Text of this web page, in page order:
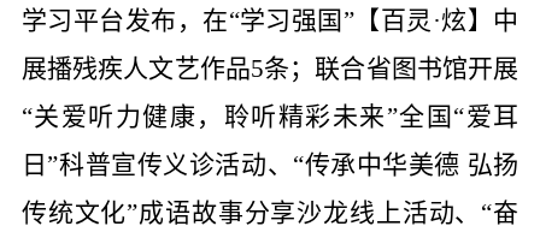
学习平台发布，在“学习强国”【百灵 ·炫】中
展播残疾人文艺作品5条；联合省图书馆开展
“关爱听力健康，聆听精彩未来”全国“爱耳
日”科普宣传义诊活动、“传承中华美德 弘扬
传统文化”成语故事分享沙龙线上活动、“奋